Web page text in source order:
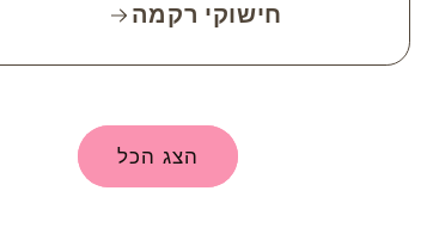
חישוקי רקמה
הצג הכל